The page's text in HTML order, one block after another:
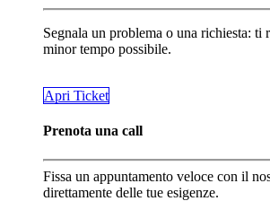
Segnala un problema o una richiesta: ti
minor tempo possibile.
​​​​Apri Ticket
Prenota una call
Fissa un appuntamento veloce con il
direttamente delle tue esigenze.